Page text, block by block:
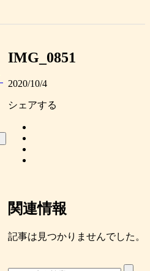
IMG_0851
2020/10/4
シェアする
関連情報
記事は見つかりませんでした。